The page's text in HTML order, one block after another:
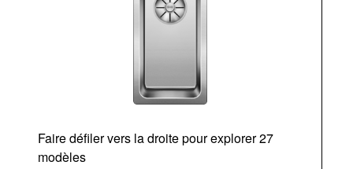
Faire défiler vers la droite pour explorer 27
modèles